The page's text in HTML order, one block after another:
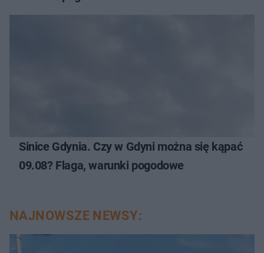
Sinice Gdynia. Czy w Gdyni można się kąpać
09.08? Flaga, warunki pogodowe
NAJNOWSZE NEWSY: